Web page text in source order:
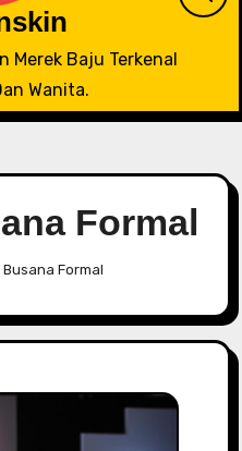
Merek Baju Terkenal
Wanita.
Formal
Formal